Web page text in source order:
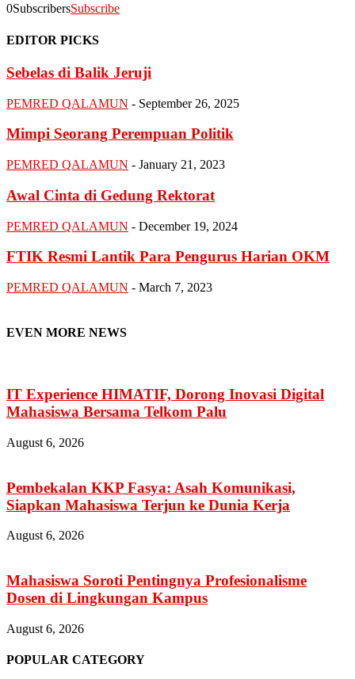
0SubscribersSubscribe
EDITOR PICKS
Sebelas di Balik Jeruji
PEMRED QALAMUN - September 26, 2025
Mimpi Seorang Perempuan Politik
PEMRED QALAMUN - January 21, 2023
Awal Cinta di Gedung Rektorat
PEMRED QALAMUN - December 19, 2024
FTIK Resmi Lantik Para Pengurus Harian OKM
PEMRED QALAMUN - March 7, 2023
EVEN MORE NEWS
IT Experience HIMATIF, Dorong Inovasi Digital
Mahasiswa Bersama Telkom Palu
August 6, 2026
Pembekalan KKP Fasya: Asah Komunikasi,
Siapkan Mahasiswa Terjun ke Dunia Kerja
August 6, 2026
Mahasiswa Soroti Pentingnya Profesionalisme
Dosen di Lingkungan Kampus
August 6, 2026
POPULAR CATEGORY